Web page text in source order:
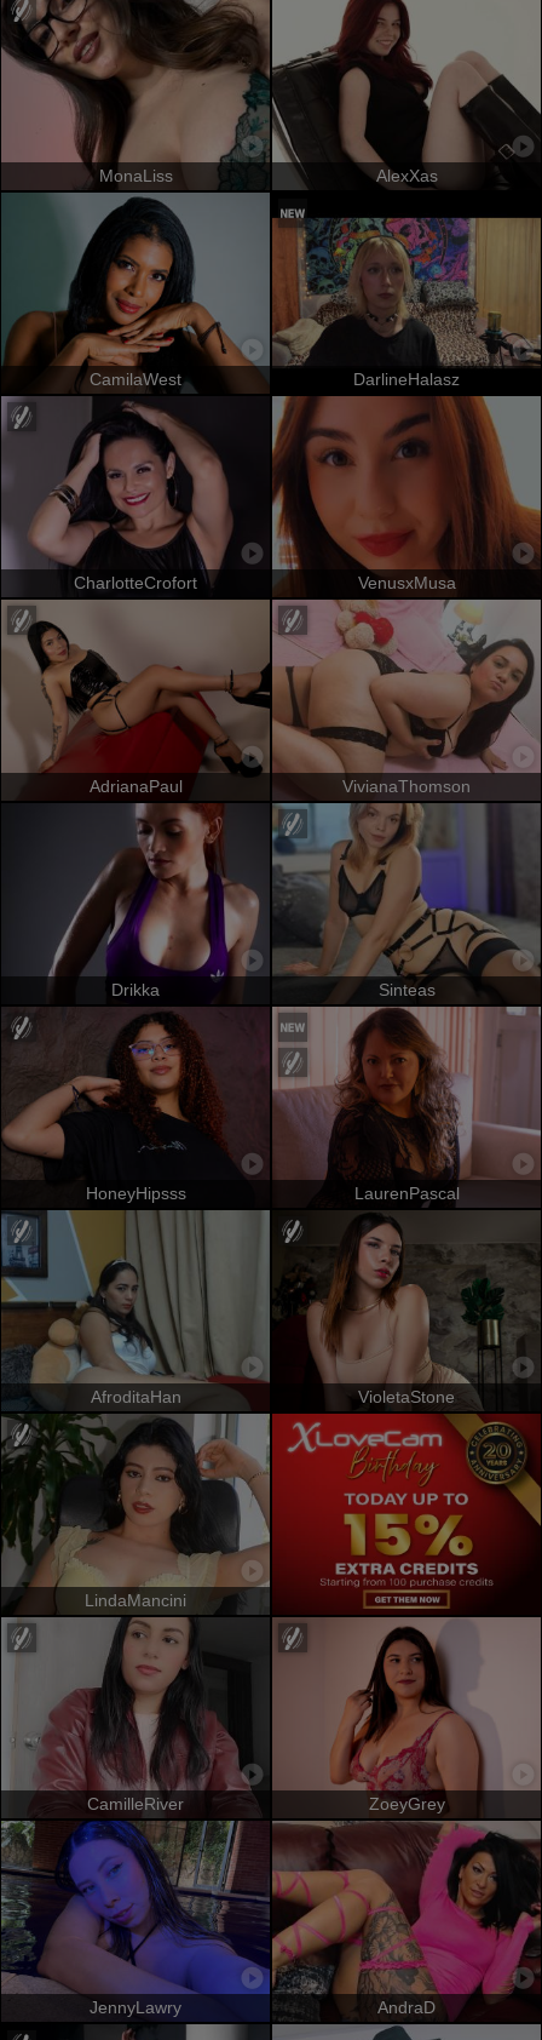
MonaLiss AlexXas
CamilaWest DarlineHalasz
CharlotteCrofort VenusxMusa
AdrianaPaul VivianaThomson
Drikka Sinteas
HoneyHipsss LaurenPascal
AfroditaHan VioletaStone
LindaMancini
CamilleRiver ZoeyGrey
JennyLawry AndraD